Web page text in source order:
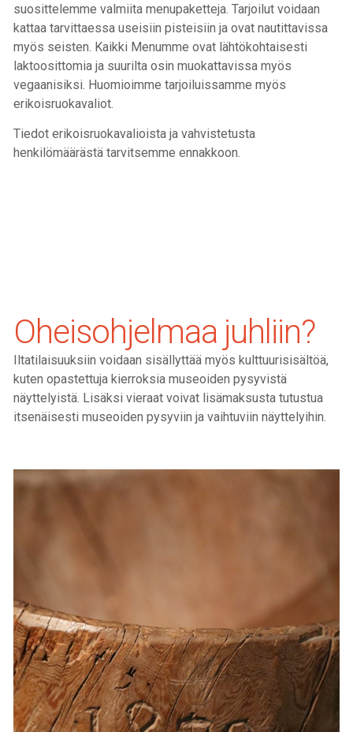
suosittelemme valmiita menupaketteja. Tarjoilut voidaan
kattaa tarvittaessa useisiin pisteisiin ja ovat nautittavissa
myös seisten. Kaikki Menumme ovat lähtökohtaisesti
laktoosittomia ja suurilta osin muokattavissa myös
vegaanisiksi. Huomioimme tarjoiluissamme myös
erikoisruokavaliot.
Tiedot erikoisruokavalioista ja vahvistetusta
henkilömäärästä tarvitsemme ennakkoon.
Oheisohjelmaa juhliin?
Iltatilaisuuksiin voidaan sisällyttää myös kulttuurisisältöä,
kuten opastettuja kierroksia museoiden pysyvistä
näyttelyistä. Lisäksi vieraat voivat lisämaksusta tutustua
itsenäisesti museoiden pysyviin ja vaihtuviin näyttelyihin.